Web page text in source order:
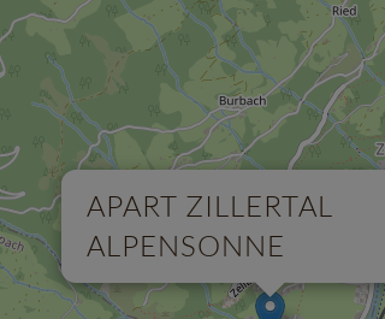
APART ZILLERTAL
ALPENSONNE